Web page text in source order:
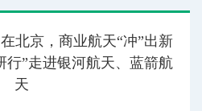
北京，商业航天“冲”出新
行”走进银河航天、蓝箭航
天